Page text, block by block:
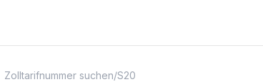
Zolltarifnummer suchen/S20